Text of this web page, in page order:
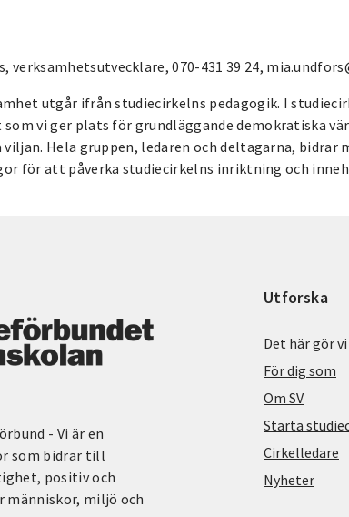
verksamhetsutvecklare, 070-431 39 24,
utgår ifrån studiecirkelns pedagogik. I
vi ger plats för grundläggande demokratiska
Hela gruppen, ledaren och deltagarna, bidrar
för att påverka studiecirkelns inriktning och
- Vi är en
som bidrar till
positiv och
miljö och
Utforska
Det här gör vi
För dig som
Om SV
Starta
Cirkelledare
Nyheter